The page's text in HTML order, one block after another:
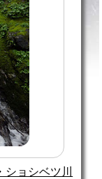
ョシベツ川